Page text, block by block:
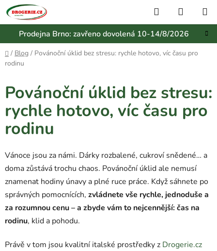
Přejít
na
obsah
Prodejna Brno: zavřeno dovolená 10-14/8/2026
Hledat
KOŠÍK
Domů
/ Blog / Povánoční úklid bez stresu: rychle hotovo, víc času pro
rodinu
Povánoční úklid bez stresu:
rychle hotovo, víc času pro
rodinu
Vánoce jsou za námi. Dárky rozbalené, cukroví snědené… a
doma zůstává trochu chaos. Povánoční úklid ale nemusí
znamenat hodiny únavy a plné ruce práce. Když sáhnete po
správných pomocnících, zvládnete vše rychle, jednoduše a
za rozumnou cenu – a zbyde vám to nejcennější: čas na
rodinu, klid a pohodu.
Právě v tom jsou kvalitní italské prostředky z Drogerie.cz